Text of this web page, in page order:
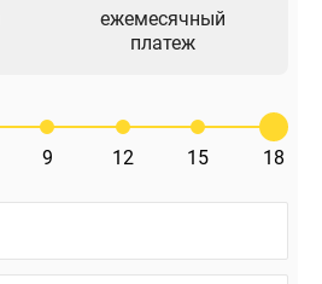
ежемесячный
платеж
18
15
12
9